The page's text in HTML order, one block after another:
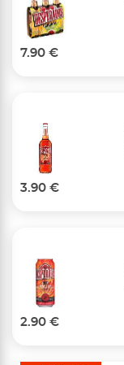
7.90 €
3.90 €
2.90 €